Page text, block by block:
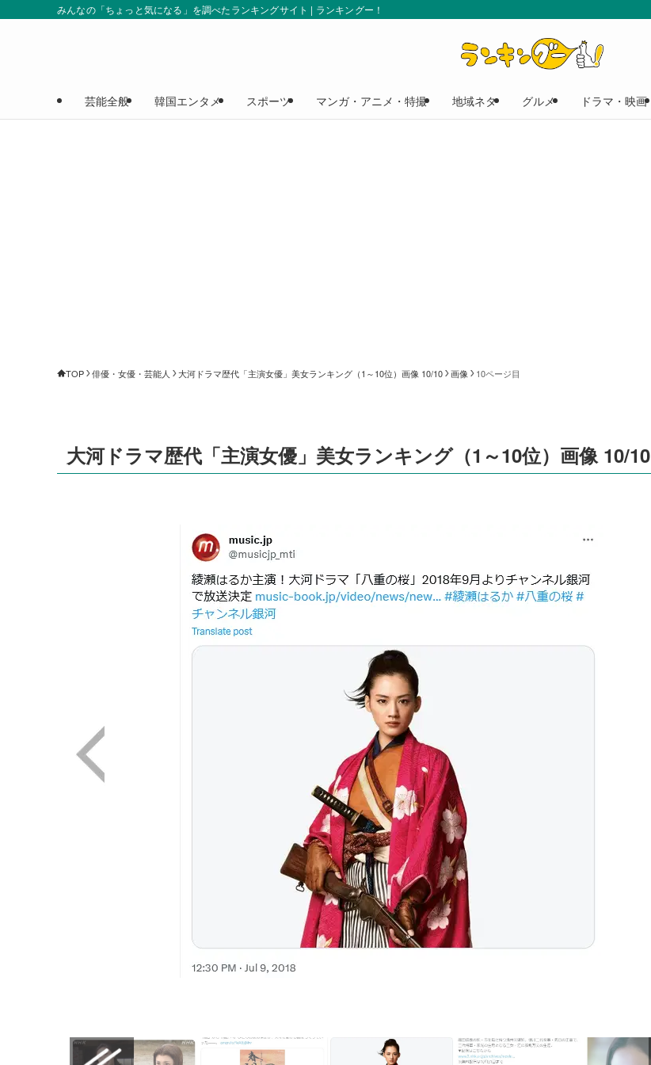
みんなの「ちょっと気になる」を調べたランキングサイト | ランキングー！
芸能全般 韓国エンタメ スポーツ マンガ・アニメ・特撮 地域ネタ グルメ ドラマ・映画
TOP 俳優・女優・芸能人 大河ドラマ歴代「主演女優」美女ランキング（1～10位）画像 10/10 画像 10ページ目
大河ドラマ歴代「主演女優」美女ランキング（1～10位）画像 10/10